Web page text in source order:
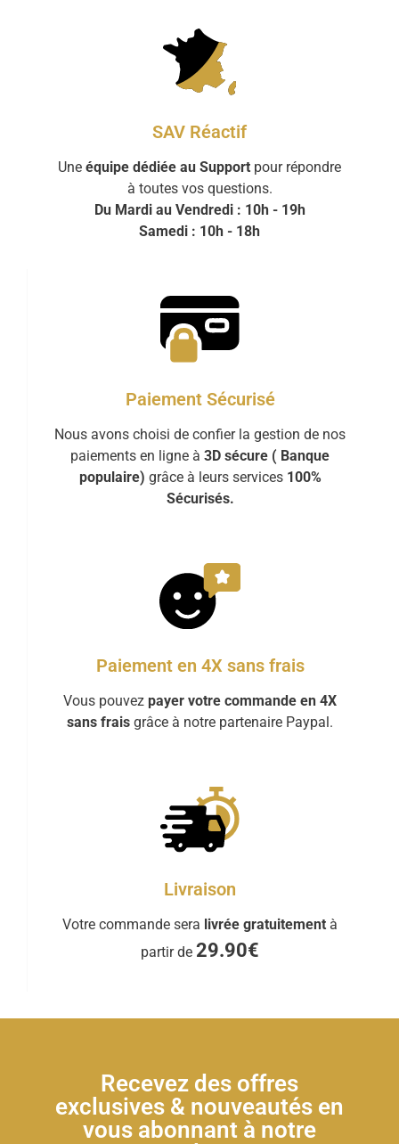
SAV Réactif
Une équipe dédiée au Support pour répondre
à toutes vos questions.
Du Mardi au Vendredi : 10h - 19h
Samedi : 10h - 18h
Paiement Sécurisé
Nous avons choisi de confier la gestion de nos
paiements en ligne à 3D sécure ( Banque
populaire) grâce à leurs services 100%
Sécurisés.
Paiement en 4X sans frais
Vous pouvez payer votre commande en 4X
sans frais grâce à notre partenaire Paypal.
Livraison
Votre commande sera livrée gratuitement à
partir de 29.90€
Recevez des offres
exclusives & nouveautés en
vous abonnant à notre